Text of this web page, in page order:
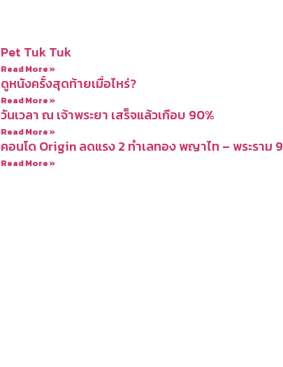
Pet Tuk Tuk
Read More »
ดูหนังครั้งสุดท้ายเมื่อไหร่?
Read More »
วันเวลา ณ เจ้าพระยา เสร็จแล้วเกือบ 90%
Read More »
คอนโด Origin ลดแรง 2 ทำเลทอง พญาไท – พระราม 9
Read More »